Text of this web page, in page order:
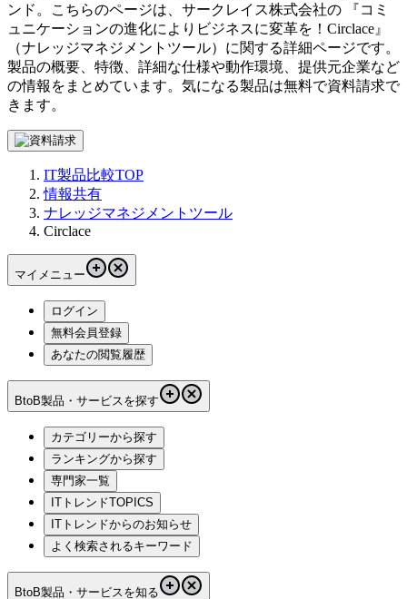
ンド。こちらのページは、 サークレイス株式会社の 『コミ
ュニケーションの進化によりビジネスに変革を！ Circlace 』
（ナレッジマネジメントツール）に関する詳細ページです。
製品の概要、特徴、詳細な仕様や動作環境、提供元企業など
の情報をまとめています。気になる製品は無料で資料請求で
きます。
IT製品比較TOP
情報共有
ナレッジマネジメントツール
Circlace
マイメニュー
ログイン
無料会員登録
あなたの閲覧履歴
BtoB製品・サービスを探す
カテゴリーから探す
ランキングから探す
専門家一覧
ITトレンドTOPICS
ITトレンドからのお知らせ
よく検索されるキーワード
BtoB製品・サービスを知る